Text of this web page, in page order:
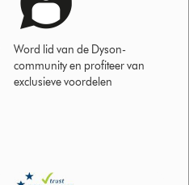
Word lid van de Dyson-
community en profiteer van
exclusieve voordelen